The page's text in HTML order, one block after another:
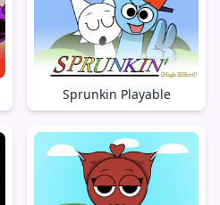
Sprunkin Playable